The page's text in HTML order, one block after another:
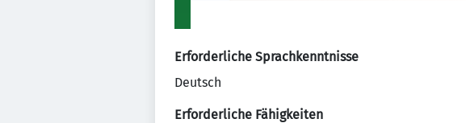
Erforderliche Sprachkenntnisse
Deutsch
Erforderliche Fähigkeiten